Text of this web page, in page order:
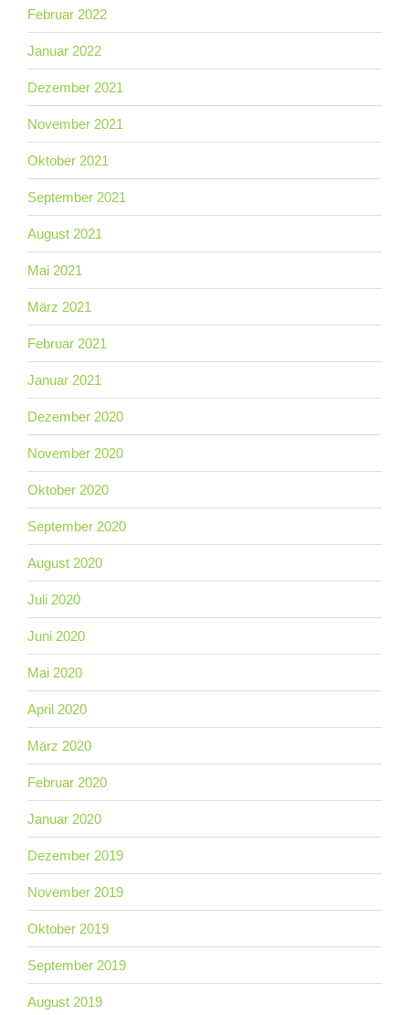
Februar 2022
Januar 2022
Dezember 2021
November 2021
Oktober 2021
September 2021
August 2021
Mai 2021
März 2021
Februar 2021
Januar 2021
Dezember 2020
November 2020
Oktober 2020
September 2020
August 2020
Juli 2020
Juni 2020
Mai 2020
April 2020
März 2020
Februar 2020
Januar 2020
Dezember 2019
November 2019
Oktober 2019
September 2019
August 2019